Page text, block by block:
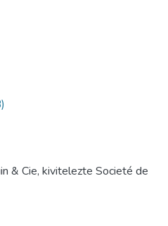
& Cie, kivitelezte Societé de